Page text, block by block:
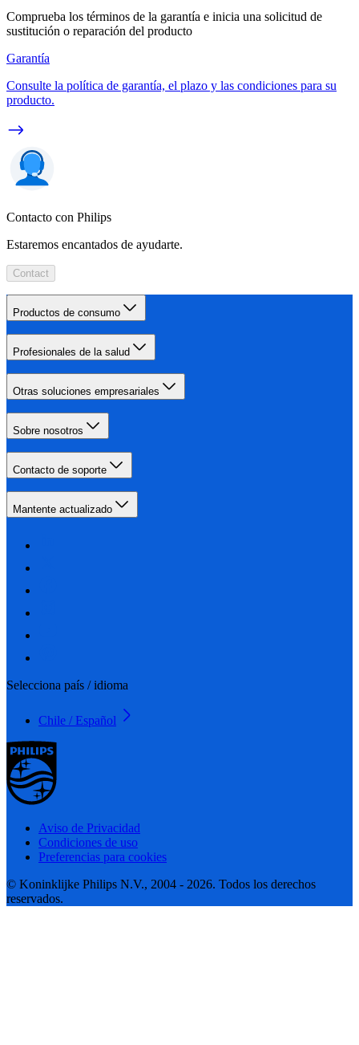
Comprueba los términos de la garantía e inicia una solicitud de
sustitución o reparación del producto
Garantía
Consulte la política de garantía, el plazo y las condiciones para su
producto.
Contacto con Philips
Estaremos encantados de ayudarte.
Contact
Productos de consumo
Profesionales de la salud
Otras soluciones empresariales
Sobre nosotros
Contacto de soporte
Mantente actualizado
Selecciona país / idioma
Chile / Español
Aviso de Privacidad
Condiciones de uso
Preferencias para cookies
© Koninklijke Philips N.V., 2004 - 2026. Todos los derechos
reservados.